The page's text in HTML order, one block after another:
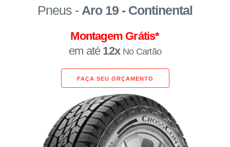
Pneus - Aro 19 - Continental
Montagem Grátis*
em até 12x No Cartão
FAÇA SEU ORÇAMENTO